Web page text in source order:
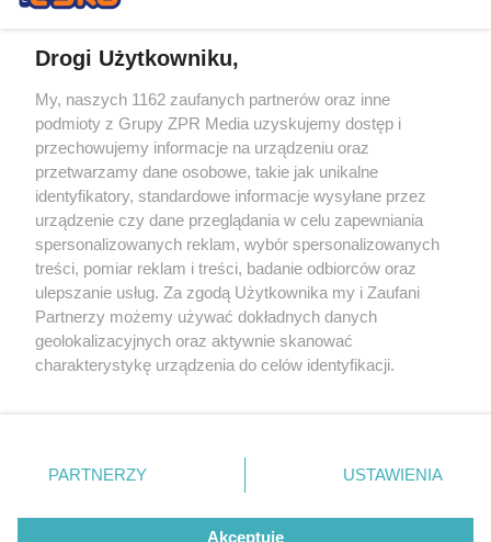
Żaden utwór zamieszczony w serwisie nie może być powielany i
rozpowszechniany lub dalej rozpowszechniany w jakikolwiek sposób (w
tym także elektroniczny lub mechaniczny) na jakimkolwiek polu
eksploatacji w jakiejkolwiek formie, włącznie z umieszczaniem w
Internecie bez pisemnej zgody właściciela praw. Jakiekolwiek użycie lub
wykorzystanie utworów w całości lub w części z naruszeniem prawa,
tzn. bez właściwej zgody, jest zabronione pod groźbą kary i może być
ścigane prawnie.
© 2026 Grupa ZPR Media
Drogi Użytkowniku,
My, naszych 1162 zaufanych partnerów oraz inne
podmioty z Grupy ZPR Media uzyskujemy dostęp i
przechowujemy informacje na urządzeniu oraz
przetwarzamy dane osobowe, takie jak unikalne
identyfikatory, standardowe informacje wysyłane przez
urządzenie czy dane przeglądania w celu zapewniania
spersonalizowanych reklam, wybór spersonalizowanych
treści, pomiar reklam i treści, badanie odbiorców oraz
ulepszanie usług. Za zgodą Użytkownika my i Zaufani
Partnerzy możemy używać dokładnych danych
geolokalizacyjnych oraz aktywnie skanować
charakterystykę urządzenia do celów identyfikacji.
zmienić/wycofać klikając przycisk ustawień prywatności
znajdujący się w lewym dolnym rogu strony
rodzaje przetwarzania danych nie wymagają zgody
użytkownika, ale masz prawo sprzeciwić się takiemu
PARTNERZY USTAWIENIA
Akceptuję